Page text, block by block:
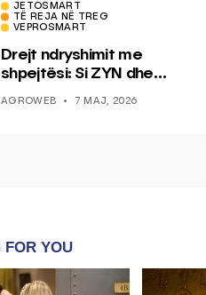
JETOSMART
TË REJA NË TREG
VEPROSMART
Drejt ndryshimit me
shpejtësi: Si ZYN dhe
epokë të re pa tym
AGROWEB 7 MAJ, 2026